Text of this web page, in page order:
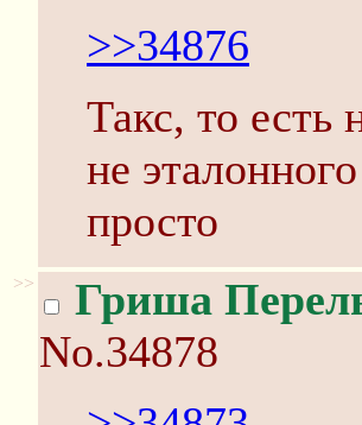
>>34876
Такс, то
не
просто
>> Гриша
No.34878